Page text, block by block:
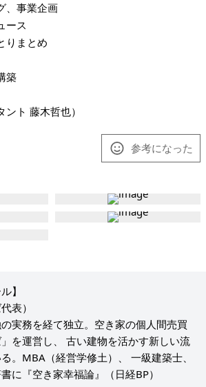
、事業企画
ース
りまとめ
築
ント 藤木哲也）
参考になった
】
表）
実務を経て独立。空き家の個人間売買
を運営し、 古い建物を活かす新しい流
。MBA（経営学修土）、 一級建築士、
に『空き家幸福論』（日経BP）